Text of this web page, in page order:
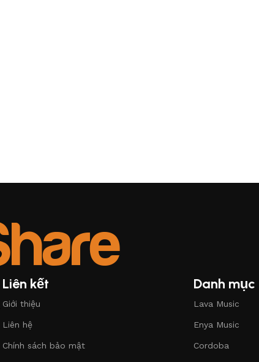
Liên kết
Giới thiệu
Liên hệ
Chính sách bảo mật
Danh mục
Lava Music
Enya Music
Cordoba